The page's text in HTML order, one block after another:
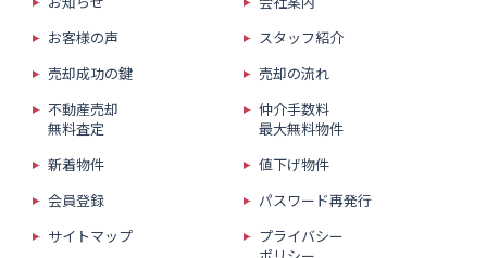
お客様の声
スタッフ紹介
売却成功の鍵
売却の流れ
不動産売却
無料査定
仲介手数料
最大無料物件
新着物件
値下げ物件
会員登録
パスワード再発行
サイトマップ
プライバシー